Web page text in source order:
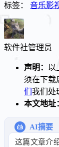
标签： 音乐影
软件社管理员
声明： 以
须在下载
们 我们处
本文地址
AI摘要
这篇文章介